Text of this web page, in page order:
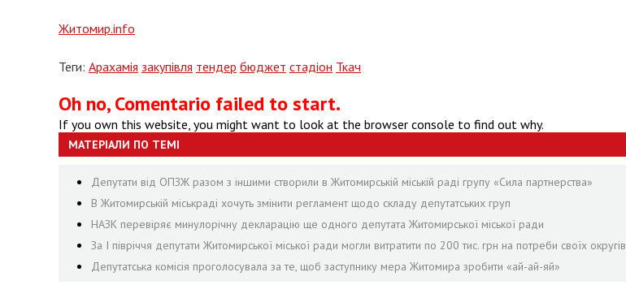
Житомир.info
Теги: Арахамія закупівля тендер бюджет стадіон Ткач
Oh no, Comentario failed to start.
If you own this website, you might want to look at the browser console to find out why.
МАТЕРІАЛИ ПО ТЕМІ
Депутати від ОПЗЖ разом з іншими створили в Житомирській міській раді групу «Сила партнерства»
В Житомирській міськраді хочуть змінити регламент щодо складу депутатських груп
НАЗК перевіряє минулорічну декларацію ще одного депутата Житомирської міської ради
За І півріччя депутати Житомирської міської ради могли витратити по 200 тис. грн на потреби своїх округів
Депутатська комісія проголосувала за те, щоб заступнику мера Житомира зробити «ай-ай-яй»